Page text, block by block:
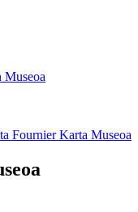
Museoa
Fournier Karta Museoa